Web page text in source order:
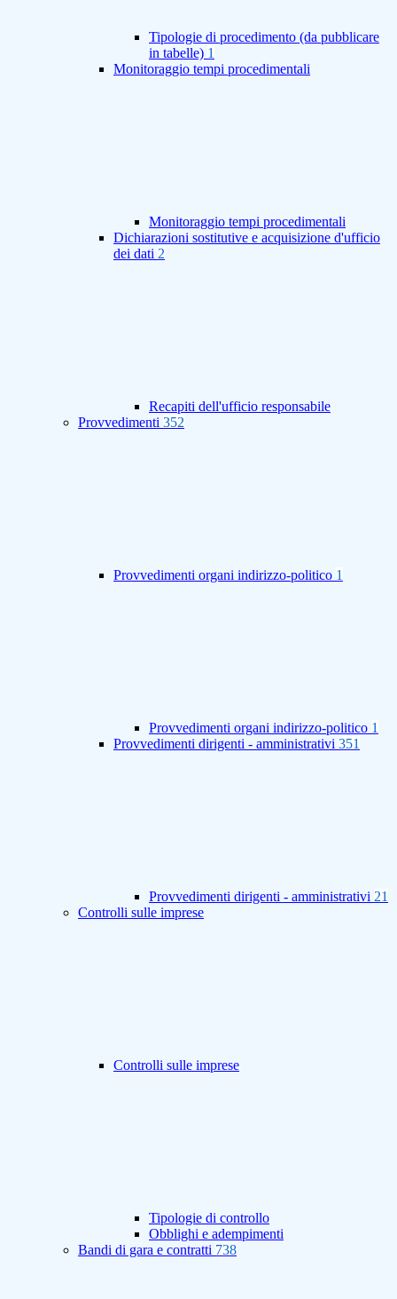
Tipologie di procedimento (da pubblicare
in tabelle) 1
Monitoraggio tempi procedimentali
Monitoraggio tempi procedimentali
Dichiarazioni sostitutive e acquisizione d'ufficio
dei dati 2
Recapiti dell'ufficio responsabile
Provvedimenti 352
Provvedimenti organi indirizzo-politico 1
Provvedimenti organi indirizzo-politico 1
Provvedimenti dirigenti - amministrativi 351
Provvedimenti dirigenti - amministrativi 21
Controlli sulle imprese
Controlli sulle imprese
Tipologie di controllo
Obblighi e adempimenti
Bandi di gara e contratti 738